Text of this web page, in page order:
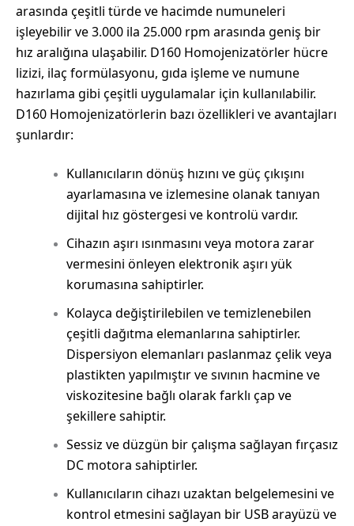
arasında çeşitli türde ve hacimde numuneleri
işleyebilir ve 3.000 ila 25.000 rpm arasında geniş bir
hız aralığına ulaşabilir. D160 Homojenizatörler hücre
lizizi, ilaç formülasyonu, gıda işleme ve numune
hazırlama gibi çeşitli uygulamalar için kullanılabilir.
D160 Homojenizatörlerin bazı özellikleri ve avantajları
şunlardır:
Kullanıcıların dönüş hızını ve güç çıkışını
ayarlamasına ve izlemesine olanak tanıyan
dijital hız göstergesi ve kontrolü vardır.
Cihazın aşırı ısınmasını veya motora zarar
vermesini önleyen elektronik aşırı yük
korumasına sahiptirler.
Kolayca değiştirilebilen ve temizlenebilen
çeşitli dağıtma elemanlarına sahiptirler.
Dispersiyon elemanları paslanmaz çelik veya
plastikten yapılmıştır ve sıvının hacmine ve
viskozitesine bağlı olarak farklı çap ve
şekillere sahiptir.
Sessiz ve düzgün bir çalışma sağlayan fırçasız
DC motora sahiptirler.
Kullanıcıların cihazı uzaktan belgelemesini ve
kontrol etmesini sağlayan bir USB arayüzü ve